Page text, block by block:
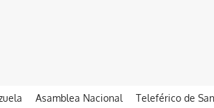
Asamblea Nacional
Teleférico de